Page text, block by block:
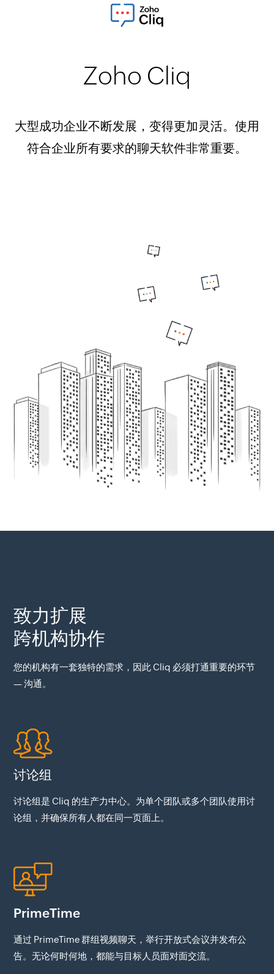
Zoho Cliq
大型成功企业不断发展，变得更加灵活。使用
符合企业所有要求的聊天软件非常重要。
致力扩展
跨机构协作
您的机构有一套独特的需求，因此 Cliq 必须打通重要的环节
— 沟通。
讨论组
讨论组是 Cliq 的生产力中心。为单个团队或多个团队使用讨
论组，并确保所有人都在同一页面上。
PrimeTime
通过 PrimeTime 群组视频聊天，举行开放式会议并发布公
告。无论何时何地，都能与目标人员面对面交流。